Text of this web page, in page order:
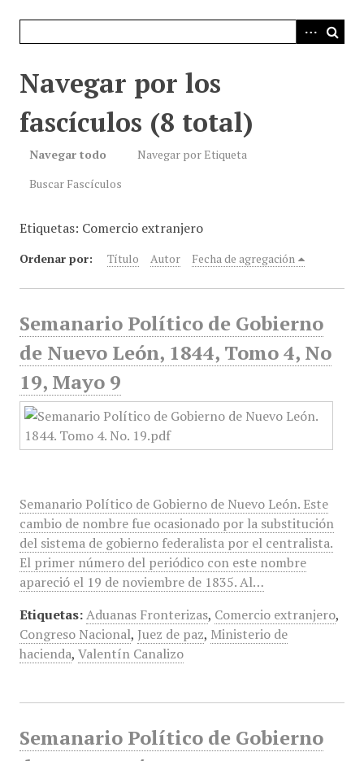
Navegar por los
fascículos (8 total)
Navegar todo
Navegar por Etiqueta
Buscar Fascículos
Etiquetas: Comercio extranjero
Ordenar por: Título Autor Fecha de agregación
Semanario Político de Gobierno
de Nuevo León, 1844, Tomo 4, No
19, Mayo 9
Semanario Político de Gobierno de Nuevo León. Este
cambio de nombre fue ocasionado por la substitución
del sistema de gobierno federalista por el centralista.
El primer número del periódico con este nombre
apareció el 19 de noviembre de 1835. Al…
Etiquetas: Aduanas Fronterizas, Comercio extranjero,
Congreso Nacional, Juez de paz, Ministerio de
hacienda, Valentín Canalizo
Semanario Político de Gobierno